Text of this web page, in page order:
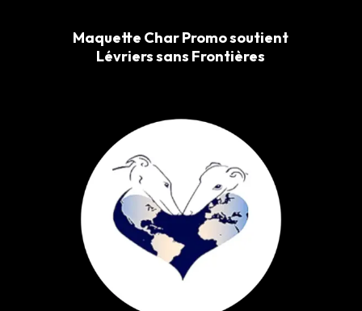
Maquette Char Promo soutient
Lévriers sans Frontières